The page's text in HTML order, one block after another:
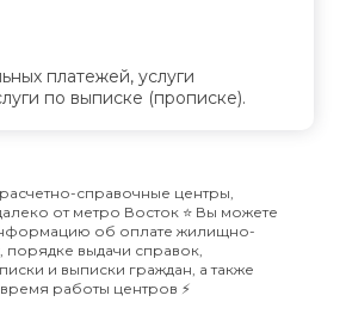
платежей, услуги
по выписке (прописке).
справочные центры,
от метро Восток ⭐️ Вы можете
об оплате жилищно-
порядке выдачи справок,
и выписки граждан, а также
работы центров ⚡️